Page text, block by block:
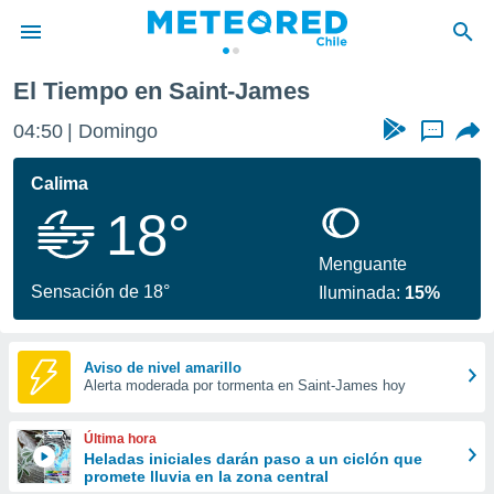
de
por
que se
calidad.
a este
las
y
forma
digital
basada
El Tiempo en Saint-James
04:50 Domingo ...
Calima
18°
Sensación de 18°
Menguante
Iluminada: 15%
Aviso de nivel amarillo
Alerta moderada por tormenta en Saint-James hoy
Última hora
Heladas iniciales darán paso a un ciclón que
promete lluvia en la zona central